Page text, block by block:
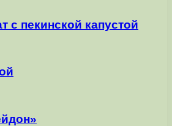
с пекинской капустой